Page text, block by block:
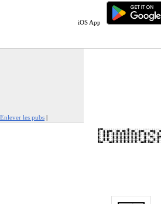
iOS App
Enlever les pubs |